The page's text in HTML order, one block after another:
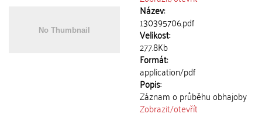
Název:
130395706.pdf
Velikost:
277.8Kb
Formát:
application/pdf
Popis:
Záznam o průběhu obhajoby
Zobrazit/otevřít